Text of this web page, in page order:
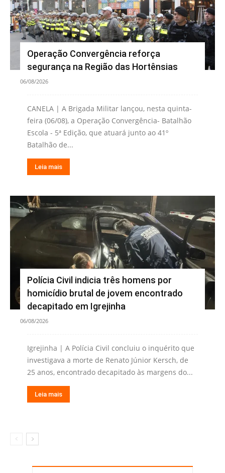
Operação Convergência reforça
segurança na Região das Hortênsias
06/08/2026
CANELA | A Brigada Militar lançou, nesta quinta-
feira (06/08), a Operação Convergência- Batalhão
Escola - 5ª Edição, que atuará junto ao 41º
Batalhão de...
Leia mais
Polícia Civil indicia três homens por
homicídio brutal de jovem encontrado
decapitado em Igrejinha
06/08/2026
Igrejinha | A Polícia Civil concluiu o inquérito que
investigava a morte de Renato Júnior Kersch, de
25 anos, encontrado decapitado às margens do...
Leia mais